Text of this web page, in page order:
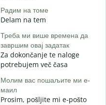
Радим на томе
Delam na tem
Треба ми више времена да
завршим овај задатак
Za dokončanje te naloge
potrebujem več časa
Молим вас пошаљите ми е-
маил
Prosim, pošljite mi e-pošto